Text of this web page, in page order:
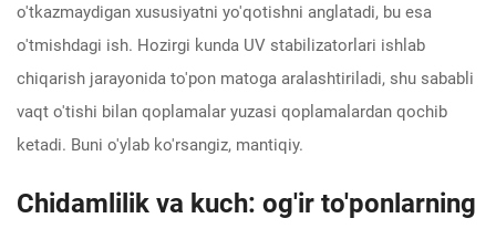
o'tkazmaydigan xususiyatni yo'qotishni anglatadi, bu esa
o'tmishdagi ish. Hozirgi kunda UV stabilizatorlari ishlab
chiqarish jarayonida to'pon matoga aralashtiriladi, shu sababli
vaqt o'tishi bilan qoplamalar yuzasi qoplamalardan qochib
ketadi. Buni o'ylab ko'rsangiz, mantiqiy.
Chidamlilik va kuch: og'ir to'ponlarning